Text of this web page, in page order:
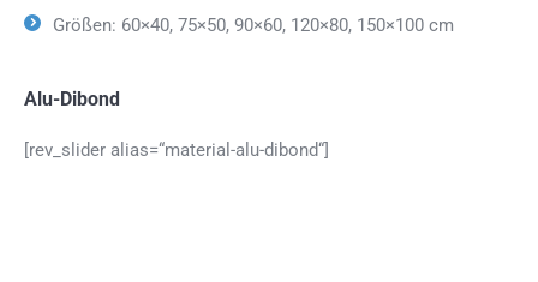
Größen: 60×40, 75×50, 90×60, 120×80, 150×100 cm
Alu-Dibond
[rev_slider alias=“material-alu-dibond“]